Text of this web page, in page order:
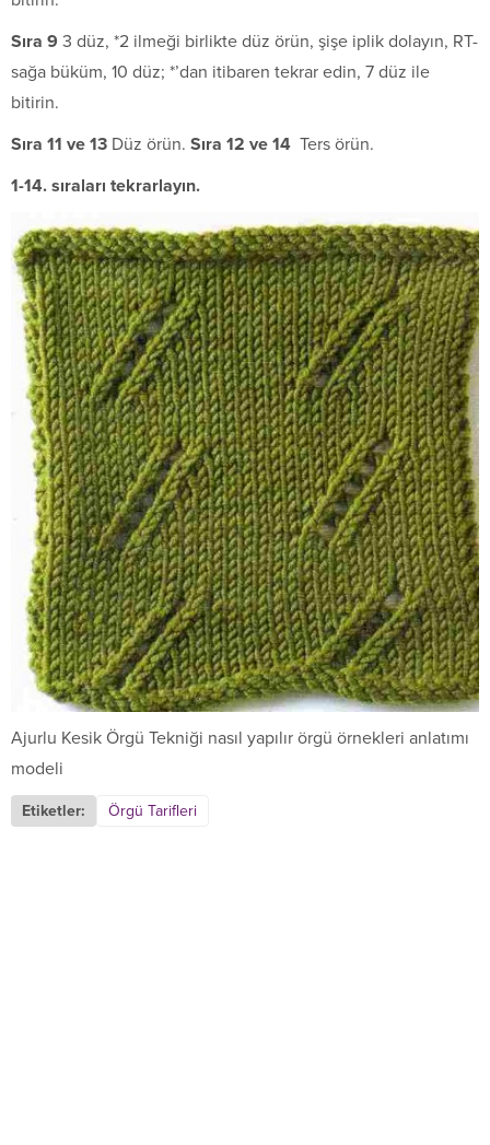
Sıra 9 3 düz, *2 ilmeği birlikte düz örün, şişe iplik dolayın, RT-
sağa büküm, 10 düz; *’dan itibaren tekrar edin, 7 düz ile
bitirin.
Sıra 11 ve 13 Düz örün. Sıra 12 ve 14 Ters örün.
1-14. sıraları tekrarlayın.
Ajurlu Kesik Örgü Tekniği nasıl yapılır örgü örnekleri anlatımı
modeli
Etiketler: Örgü Tarifleri